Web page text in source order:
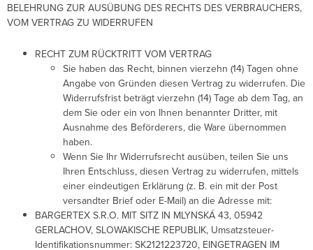
BELEHRUNG ZUR AUSÜBUNG DES RECHTS DES VERBRAUCHERS,
VOM VERTRAG ZU WIDERRUFEN
RECHT ZUM RÜCKTRITT VOM VERTRAG
Sie haben das Recht, binnen vierzehn (14) Tagen ohne
Angabe von Gründen diesen Vertrag zu widerrufen. Die
Widerrufsfrist beträgt vierzehn (14) Tage ab dem Tag, an
dem Sie oder ein von Ihnen benannter Dritter, mit
Ausnahme des Beförderers, die Ware übernommen
haben.
Wenn Sie Ihr Widerrufsrecht ausüben, teilen Sie uns
Ihren Entschluss, diesen Vertrag zu widerrufen, mittels
einer eindeutigen Erklärung (z. B. ein mit der Post
versandter Brief oder E-Mail) an die Adresse mit:
BARGERTEX S.R.O. MIT SITZ IN MLYNSKÁ 43, 05942
GERLACHOV, SLOWAKISCHE REPUBLIK, Umsatzsteuer-
Identifikationsnummer: SK2121223720, EINGETRAGEN IM